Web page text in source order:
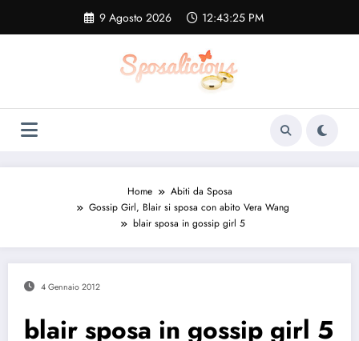
contenuto
9 Agosto 2026 12:43:26 PM
Home
Abiti da Sposa
Gossip Girl, Blair si sposa con abito Vera Wang
blair sposa in gossip girl 5
4 Gennaio 2012
blair sposa in gossip girl 5